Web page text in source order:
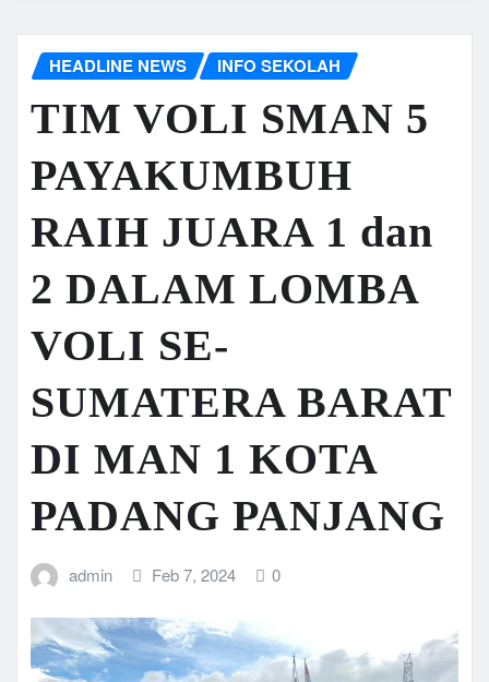
HEADLINE NEWS INFO SEKOLAH
TIM VOLI SMAN 5
PAYAKUMBUH
RAIH JUARA 1 dan
2 DALAM LOMBA
VOLI SE-
SUMATERA BARAT
DI MAN 1 KOTA
PADANG PANJANG
admin Feb 7, 2024 0